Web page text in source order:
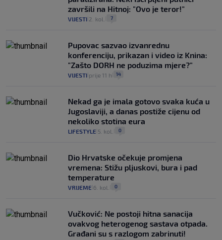
završili na Hitnoj: "Ovo je teror!"
VIJESTI 2. kol. 7
Pupovac sazvao izvanrednu
konferenciju, prikazan i video iz Knina:
"Zašto DORH ne poduzima mjere?"
VIJESTI prije 11 h 14
Nekad ga je imala gotovo svaka kuća u
Jugoslaviji, a danas postiže cijenu od
nekoliko stotina eura
LIFESTYLE 5. kol. 0
Dio Hrvatske očekuje promjena
vremena: Stižu pljuskovi, bura i pad
temperature
VRIJEME 6. kol. 0
Vučković: Ne postoji hitna sanacija
ovakvog heterogenog sastava otpada.
Građani su s razlogom zabrinuti!